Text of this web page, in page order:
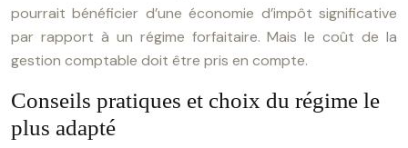
pourrait bénéficier d’une économie d’impôt significative
par rapport à un régime forfaitaire. Mais le coût de la
gestion comptable doit être pris en compte.
Conseils pratiques et choix du régime le
plus adapté